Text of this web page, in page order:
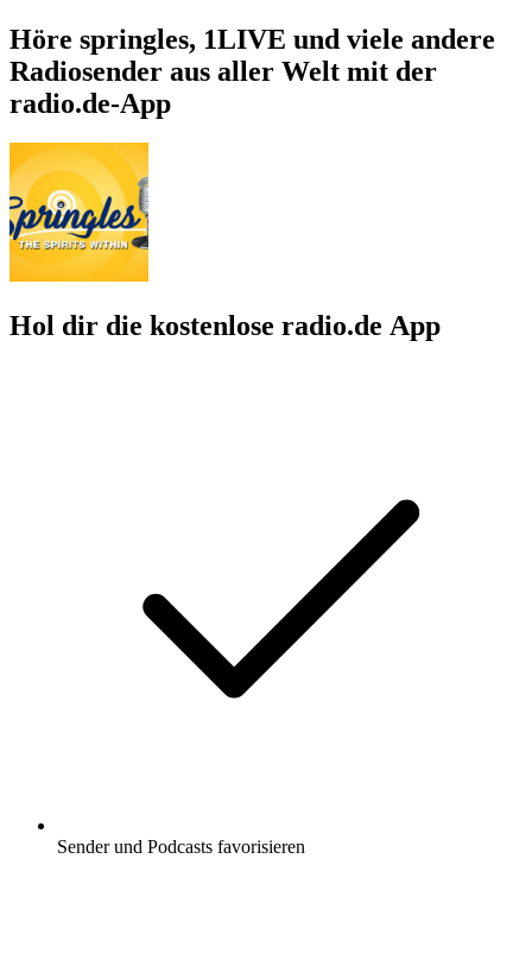
Höre springles, 1LIVE und viele andere
Radiosender aus aller Welt mit der
radio.de-App
Hol dir die kostenlose radio.de App
Sender und Podcasts favorisieren